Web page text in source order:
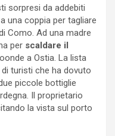
sorpresi da addebiti
una coppia per tagliare
Como. Ad una madre
per scaldare il
a Ostia. La lista
turisti che ha dovuto
piccole bottiglie
Il proprietario
la vista sul porto